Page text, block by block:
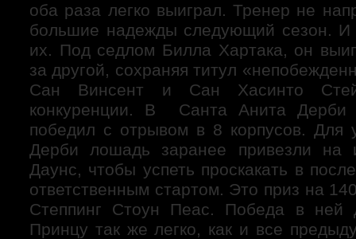
оба раза легко выиграл. Тренер не
большие надежды следующий сезон. И
их. Под седлом Билла Хартака, он
за другой, сохраняя титул
Сан Винсент и Сан Хасинто
конкуренции. В Санта Анита Дерби
победил с отрывом в 8 корпусов. Для
Дерби лошадь заранее привезли на
Даунс, чтобы успеть проскакать в
ответственным стартом. Это приз на
Степпинг Стоун Пеас. Победа в ней
Принцу так же легко, как и все